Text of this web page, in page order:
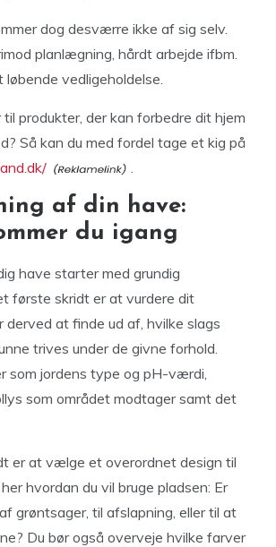
dog desværre ikke af sig selv.
planlægning, hårdt arbejde ifbm.
vedligeholdelse.
produkter, der kan forbedre dit hjem
Så kan du med fordel tage et kig på
.
af din have:
du igang
have starter med grundig
første skridt er at vurdere dit
derved at finde ud af, hvilke slags
trives under de givne forhold.
som jordens type og pH-værdi,
som området modtager samt det
er at vælge et overordnet design til
hvordan du vil bruge pladsen: Er
grøntsager, til afslapning, eller til at
Du bør også overveje hvilke farver